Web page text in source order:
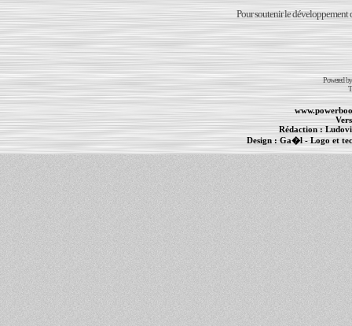
Pour soutenir le développement
Powered
Rédaction :
Design :Ga�l- Logo et
PowerBook